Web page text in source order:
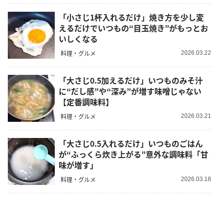
「小さじ1杯入れるだけ」焼き方を少し変
えるだけでいつもの“目玉焼き”がもっとお
いしくなる
料理・グルメ 2026.03.22
「大さじ0.5加えるだけ」いつものみそ汁
に“だし感”や“深み”が増す味噌じゃない
【定番調味料】
料理・グルメ 2026.03.21
「大さじ0.5入れるだけ」いつものごはん
が“ふっくら炊き上がる”意外な調味料「甘
味が増す」
料理・グルメ 2026.03.18